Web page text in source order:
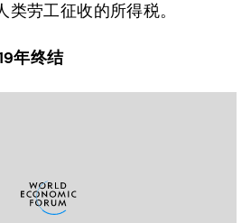
类劳工征收的所得税。
年终结